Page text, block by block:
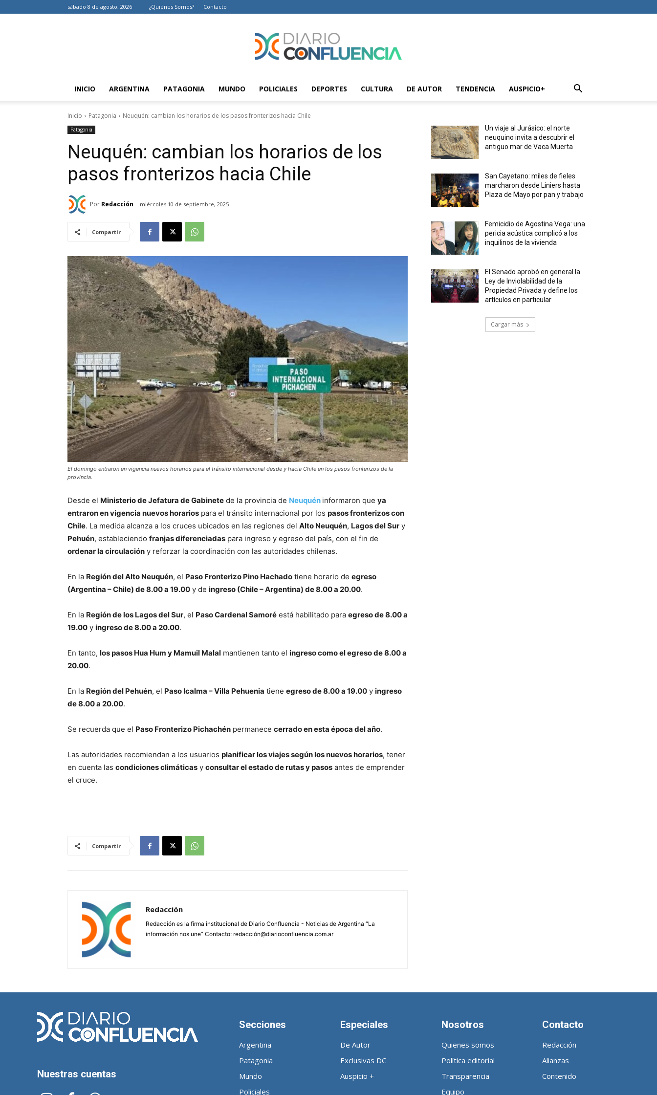
sábado 8 de agosto, 2026 ¿Quiénes Somos? Contacto
Diario
Confluencia
de
Argentina
INICIO ARGENTINA PATAGONIA MUNDO POLICIALES DEPORTES CULTURA DE AUTOR TENDENCIA AUSPICIO+
Inicio Patagonia Neuquén: cambian los horarios de los pasos fronterizos hacia Chile
Patagonia
Neuquén: cambian los horarios de los
pasos fronterizos hacia Chile
Por Redacción miércoles 10 de septiembre, 2025
Compartir
El domingo entraron en vigencia nuevos horarios para el tránsito internacional desde y hacia Chile en los pasos fronterizos de la
provincia.
Desde el Ministerio de Jefatura de Gabinete de la provincia de Neuquén informaron que ya
entraron en vigencia nuevos horarios para el tránsito internacional por los pasos fronterizos con
Chile. La medida alcanza a los cruces ubicados en las regiones del Alto Neuquén, Lagos del Sur y
Pehuén, estableciendo franjas diferenciadas para ingreso y egreso del país, con el fin de
ordenar la circulación y reforzar la coordinación con las autoridades chilenas.
En la Región del Alto Neuquén, el Paso Fronterizo Pino Hachado tiene horario de egreso
(Argentina – Chile) de 8.00 a 19.00 y de ingreso (Chile – Argentina) de 8.00 a 20.00.
En la Región de los Lagos del Sur, el Paso Cardenal Samoré está habilitado para egreso de 8.00 a
19.00 y ingreso de 8.00 a 20.00.
En tanto, los pasos Hua Hum y Mamuil Malal mantienen tanto el ingreso como el egreso de 8.00 a
20.00.
En la Región del Pehuén, el Paso Icalma – Villa Pehuenia tiene egreso de 8.00 a 19.00 y ingreso
de 8.00 a 20.00.
Se recuerda que el Paso Fronterizo Pichachén permanece cerrado en esta época del año.
Las autoridades recomiendan a los usuarios planificar los viajes según los nuevos horarios, tener
en cuenta las condiciones climáticas y consultar el estado de rutas y pasos antes de emprender
el cruce.
Compartir
Redacción
Redacción es la firma institucional de Diario Confluencia - Noticias de Argentina “La
información nos une” Contacto: redacción@diarioconfluencia.com.ar
Un viaje al Jurásico: el norte
neuquino invita a descubrir el
antiguo mar de Vaca Muerta
San Cayetano: miles de fieles
marcharon desde Liniers hasta
Plaza de Mayo por pan y trabajo
Femicidio de Agostina Vega: una
pericia acústica complicó a los
inquilinos de la vivienda
El Senado aprobó en general la
Ley de Inviolabilidad de la
Propiedad Privada y define los
artículos en particular
Cargar más
Nuestras cuentas
Secciones
Argentina
Patagonia
Mundo
Policiales
Especiales
De Autor
Exclusivas DC
Auspicio +
Nosotros
Quienes somos
Política editorial
Transparencia
Equipo
Contacto
Redacción
Alianzas
Contenido